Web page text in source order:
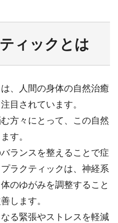
ィックとは
、人間の身体の自然治癒
目されています。
方々にとって、この自然
す。
ランスを整えることで症
ラクティックは、神経系
のゆがみを調整すること
します。
る緊張やストレスを軽減